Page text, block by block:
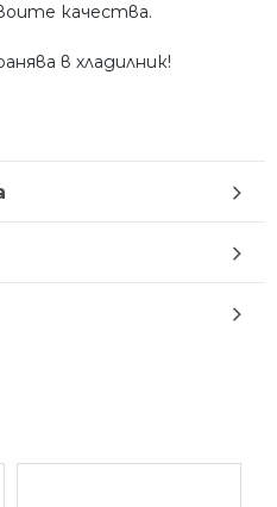
качества.
в хладилник!